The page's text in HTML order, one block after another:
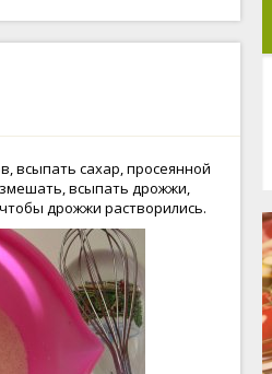
всыпать сахар, просеянной
всыпать дрожжи,
дрожжи растворились.